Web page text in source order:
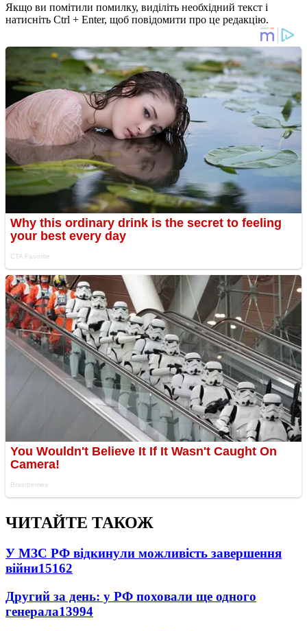
Якщо ви помітили помилку, виділіть необхідний текст і
натисніть Ctrl + Enter, щоб повідомити про це редакцію.
ЧИТАЙТЕ ТАКОЖ
У МЗС РФ відкинули можливість завершення
війни15162
Другий за день: у РФ поховали ще одного
генерала13994